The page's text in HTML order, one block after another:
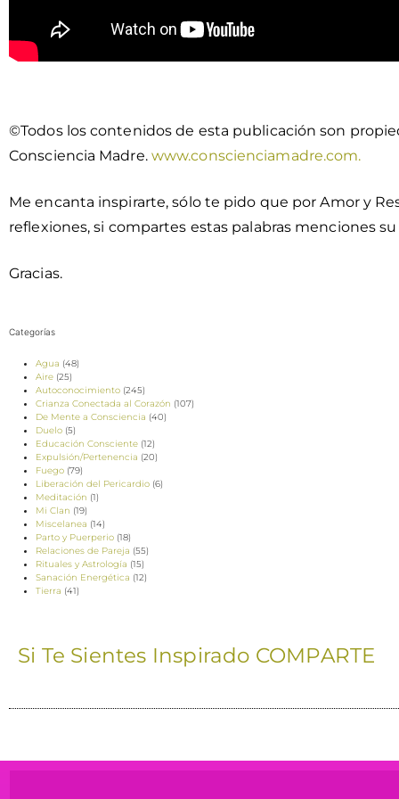
©Todos los contenidos de esta publicación son
Consciencia Madre. www.conscienciamadre.com.
Me encanta inspirarte, sólo te pido que por Amor y
reflexiones, si compartes estas palabras menciones
Gracias.
Categorías
Agua (48)
Aire (25)
Autoconocimiento (245)
Crianza Conectada al Corazón (107)
De Mente a Consciencia (40)
Duelo (5)
Educación Consciente (12)
Expulsión/Pertenencia (20)
Fuego (79)
Liberación del Pericardio (6)
Meditación (1)
Mi Clan (19)
Miscelanea (14)
Parto y Puerperio (18)
Relaciones de Pareja (55)
Rituales y Astrología (15)
Sanación Energética (12)
Tierra (41)
Si Te Sientes Inspirado COMPARTE